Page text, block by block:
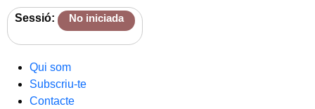
Sessió: No iniciada
Qui som
Subscriu-te
Contacte